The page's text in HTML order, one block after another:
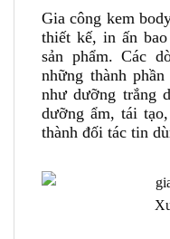
Gia công kem
thiết kế, in ấn
sản phẩm. Các
những thành
như dưỡng trắng
dưỡng ẩm, tái
thành đối tác tin